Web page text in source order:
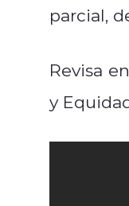
parcial,
Revisa
y